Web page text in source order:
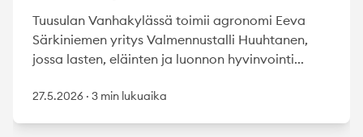
Tuusulan Vanhakylässä toimii agronomi Eeva
Särkiniemen yritys Valmennustalli Huuhtanen,
jossa lasten, eläinten ja luonnon hyvinvointi...
27.5.2026 · 3 min lukuaika